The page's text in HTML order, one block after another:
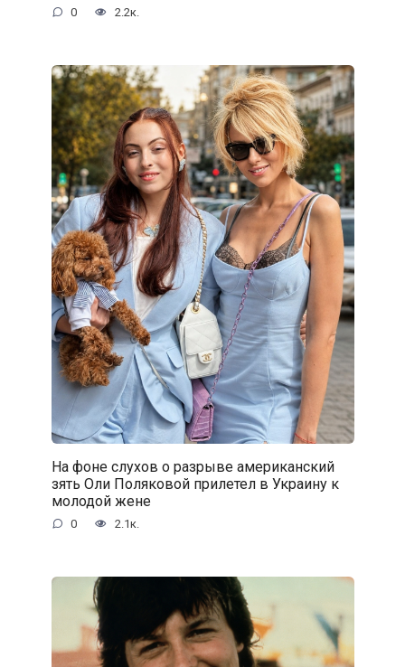
0 2.2к.
На фоне слухов о разрыве американский
зять Оли Поляковой прилетел в Украину к
молодой жене
0 2.1к.